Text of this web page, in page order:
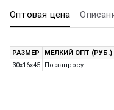
Оптовая цена
РАЗМЕР МЕЛКИЙ ОПТ (РУБ.)
30x16x45
По запросу